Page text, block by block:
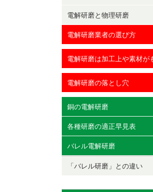
電解研磨と物理研磨
電解研磨業者の選び方
電解研磨は加工上や素材が
電解研磨の落とし穴
銅の電解研磨
各種研磨の適正早見表
バレル電解研磨
「バレル研磨」との違い